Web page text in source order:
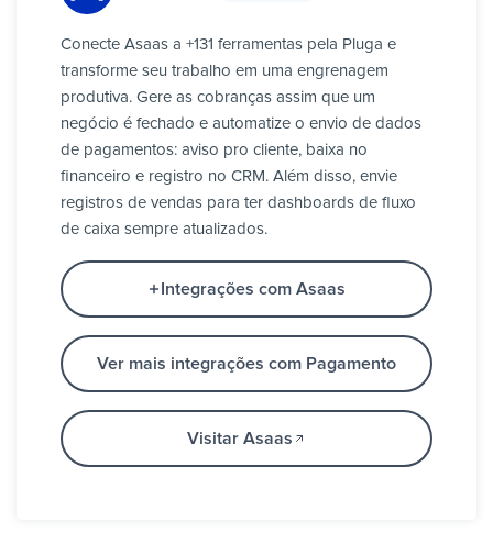
Conecte Asaas a +131 ferramentas pela Pluga e
transforme seu trabalho em uma engrenagem
produtiva. Gere as cobranças assim que um
negócio é fechado e automatize o envio de dados
de pagamentos: aviso pro cliente, baixa no
financeiro e registro no CRM. Além disso, envie
registros de vendas para ter dashboards de fluxo
de caixa sempre atualizados.
Integrações com Asaas
Ver mais integrações com Pagamento
Visitar Asaas